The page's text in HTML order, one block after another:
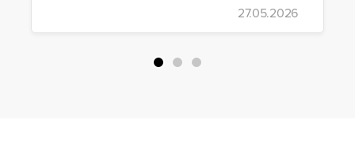
yürütülen son projeyle Suriye’nin Şam,
Halep, Hama, Humus ve İdlib
bölgelerinde zor şartlarda yaşayan
27.05.2026